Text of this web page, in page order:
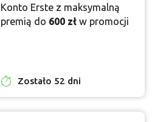
Konto Erste z maksymalną
premią do 600 zł w promocji
Zostało 52 dni